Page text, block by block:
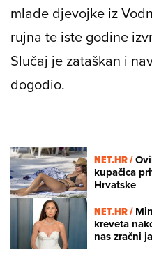
mlade djevojke iz
rujna te iste godine
Slučaj je zataškan i
dogodio.
NET.HR /
kupačica
Hrvatske
NET.HR /
kreveta
nas zračni